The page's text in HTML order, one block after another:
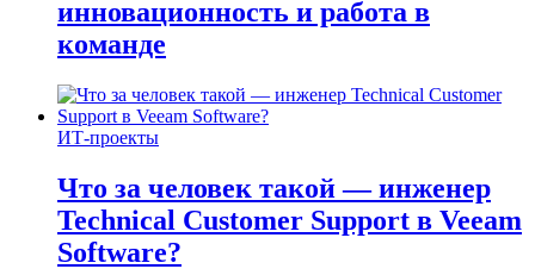
инновационность и работа в
команде
ИТ-проекты
Что за человек такой — инженер
Technical Customer Support в Veeam
Software?